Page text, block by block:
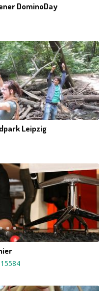
DominoDay
Leipzig
15584